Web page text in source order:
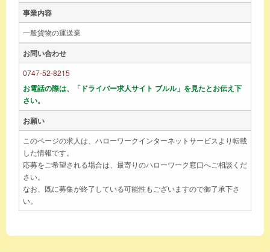
事業内容
一般貨物の運送業
お問い合わせ
0747-52-8215
お電話の際は、「ドライバー求人サイト ブルル」を見たとお伝え下
さい。
お願い
このページの求人は、ハローワークインターネットサービスより転載
した情報です。
応募をご希望される場合は、最寄りのハローワーク窓口へご相談くだ
さい。
なお、既に募集が終了している可能性もございますので御了承下さ
い。